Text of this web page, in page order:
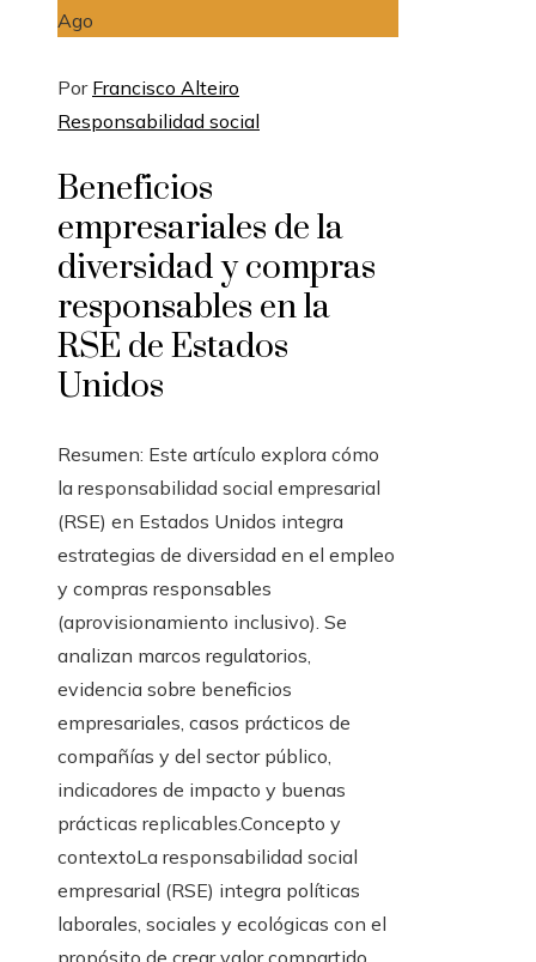
Ago
Por Francisco Alteiro
Responsabilidad social
Beneficios
empresariales de la
diversidad y compras
responsables en la
RSE de Estados
Unidos
Resumen: Este artículo explora cómo
la responsabilidad social empresarial
(RSE) en Estados Unidos integra
estrategias de diversidad en el empleo
y compras responsables
(aprovisionamiento inclusivo). Se
analizan marcos regulatorios,
evidencia sobre beneficios
empresariales, casos prácticos de
compañías y del sector público,
indicadores de impacto y buenas
prácticas replicables.Concepto y
contextoLa responsabilidad social
empresarial (RSE) integra políticas
laborales, sociales y ecológicas con el
propósito de crear valor compartido.